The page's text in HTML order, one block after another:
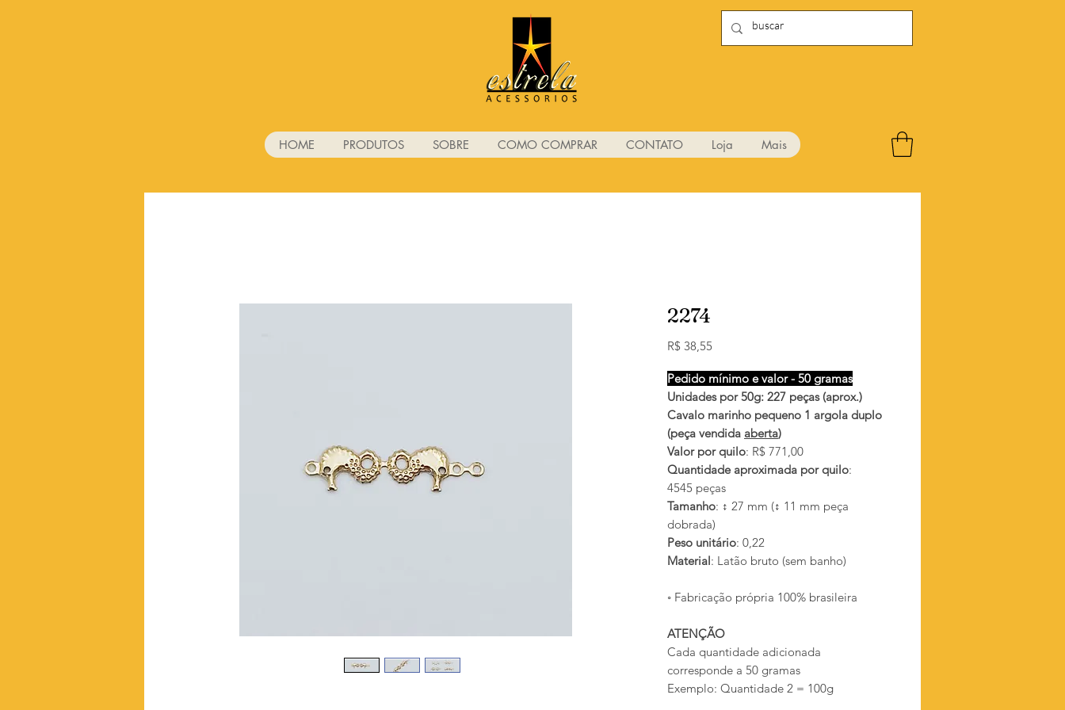
HOME PRODUTOS SOBRE COMO COMPRAR CONTATO Loja Mais
2274
R$ 38,55Preço
Pedido mínimo e valor - 50 gramas
Unidades por 50g: 227 peças (aprox.)
Cavalo marinho pequeno 1 argola duplo
(peça vendida aberta)
Valor por quilo: R$ 771,00
Quantidade aproximada por quilo:
4545 peças
Tamanho: ↕ 27 mm (↕ 11 mm peça
dobrada)
Peso unitário: 0,22
Material: Latão bruto (sem banho)
◦ Fabricação própria 100% brasileira
ATENÇÃO
Cada quantidade adicionada
corresponde a 50 gramas
Exemplo: Quantidade 2 = 100g